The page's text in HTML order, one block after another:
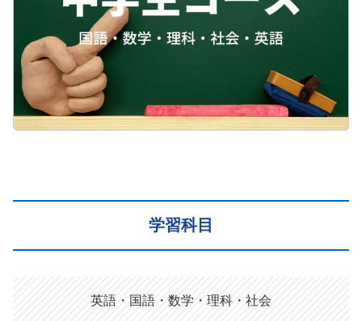
学習科目
英語・国語・数学・理科・社会